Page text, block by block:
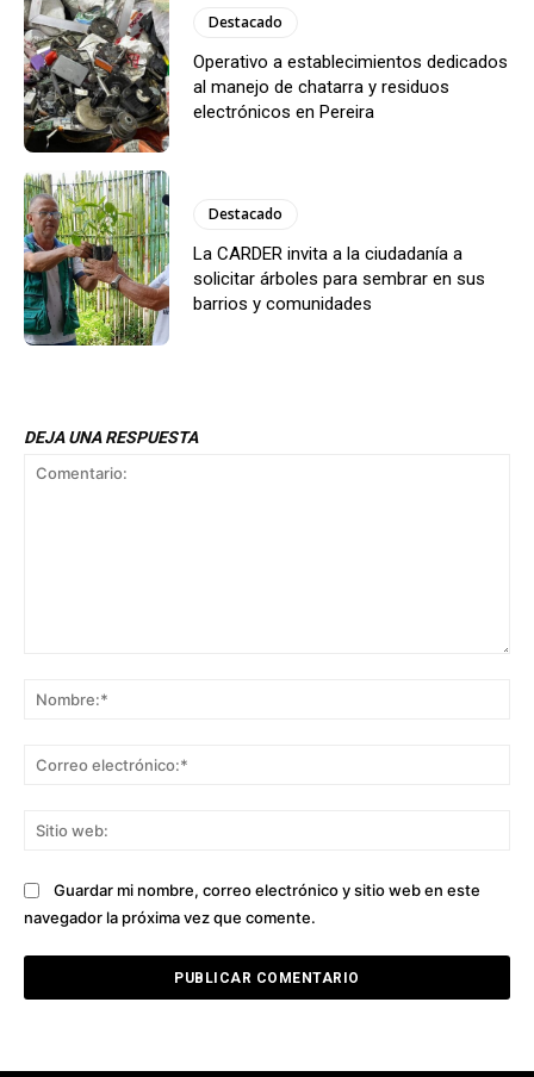
Destacado
Operativo a establecimientos dedicados
al manejo de chatarra y residuos
electrónicos en Pereira
Destacado
La CARDER invita a la ciudadanía a
solicitar árboles para sembrar en sus
barrios y comunidades
DEJA UNA RESPUESTA
Guardar mi nombre, correo electrónico y sitio web en este
navegador la próxima vez que comente.